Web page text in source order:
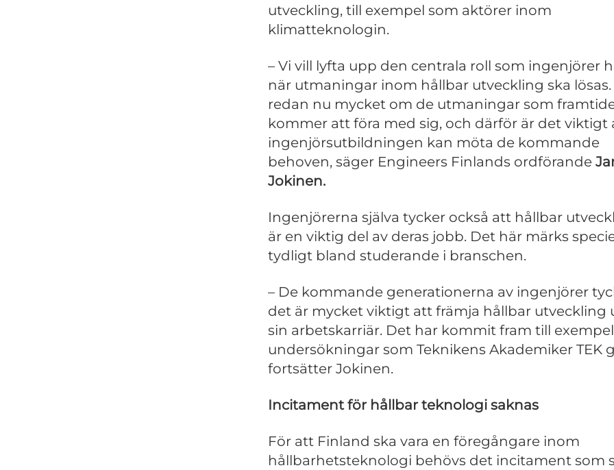
utveckling, till exempel som aktörer inom
klimatteknologin.
– Vi vill lyfta upp den centrala roll som ingenjörer
när utmaningar inom hållbar utveckling ska lösas.
redan nu mycket om de utmaningar som
kommer att föra med sig, och därför är det viktigt
ingenjörsutbildningen kan möta de kommande
behoven, säger Engineers Finlands ordförande
Jokinen.
Ingenjörerna själva tycker också att hållbar
är en viktig del av deras jobb. Det här märks
tydligt bland studerande i branschen.
– De kommande generationerna av ingenjörer
det är mycket viktigt att främja hållbar utveckling
sin arbetskarriär. Det har kommit fram till
undersökningar som Teknikens Akademiker TEK
fortsätter Jokinen.
Incitament för hållbar teknologi saknas
För att Finland ska vara en föregångare inom
hållbarhetsteknologi behövs det incitament som